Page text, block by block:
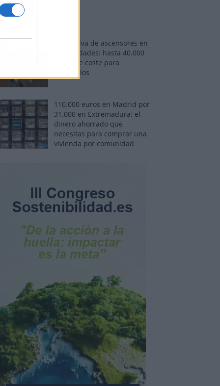
Normativa de ascensores en
comunidades: hasta 40.000
euros de coste para
adaptarlos
110.000 euros en Madrid por
31.000 en Extremadura: el
dinero ahorrado que
necesitas para comprar una
vivienda por comunidad